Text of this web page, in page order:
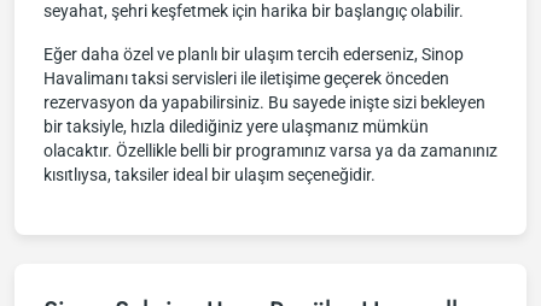
seyahat, şehri keşfetmek için harika bir başlangıç olabilir.
Eğer daha özel ve planlı bir ulaşım tercih ederseniz, Sinop
Havalimanı taksi servisleri ile iletişime geçerek önceden
rezervasyon da yapabilirsiniz. Bu sayede inişte sizi bekleyen
bir taksiyle, hızla dilediğiniz yere ulaşmanız mümkün
olacaktır. Özellikle belli bir programınız varsa ya da zamanınız
kısıtlıysa, taksiler ideal bir ulaşım seçeneğidir.